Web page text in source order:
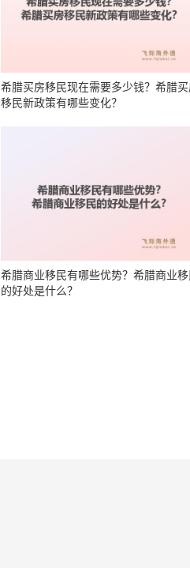
希腊买房移民现在需要多少钱？希腊
移民新政策有哪些变化？
希腊商业移民有哪些优势？希腊商业
的好处是什么？